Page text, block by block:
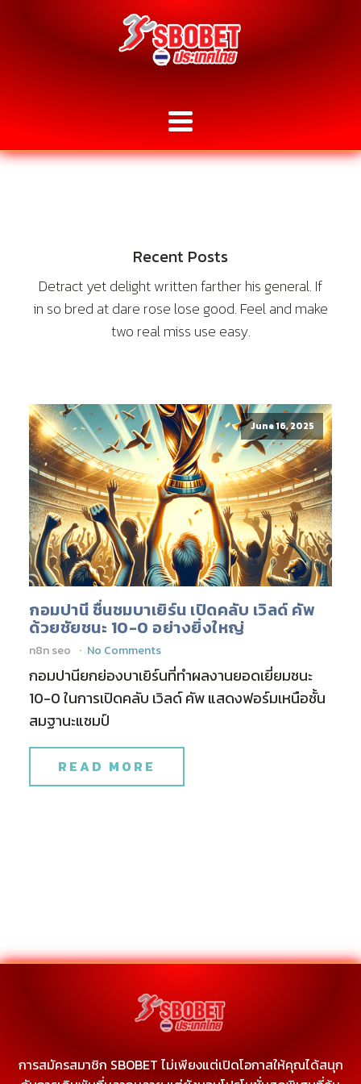
Recent Posts
Detract yet delight written farther his general. If
in so bred at dare rose lose good. Feel and make
two real miss use easy.
June 16, 2025
กอมปานี ชื่นชมบาเยิร์น เปิดคลับ เวิลด์ คัพ
ด้วยชัยชนะ 10-0 อย่างยิ่งใหญ่
n8n seo No Comments
กอมปานียกย่องบาเยิร์นที่ทำผลงานยอดเยี่ยมชนะ
10-0 ในการเปิดคลับ เวิลด์ คัพ แสดงฟอร์มเหนือชั้น
สมฐานะแชมป์
READ MORE
การสมัครสมาชิก SBOBET ไม่เพียงแต่เปิดโอกาสให้คุณได้สนุก